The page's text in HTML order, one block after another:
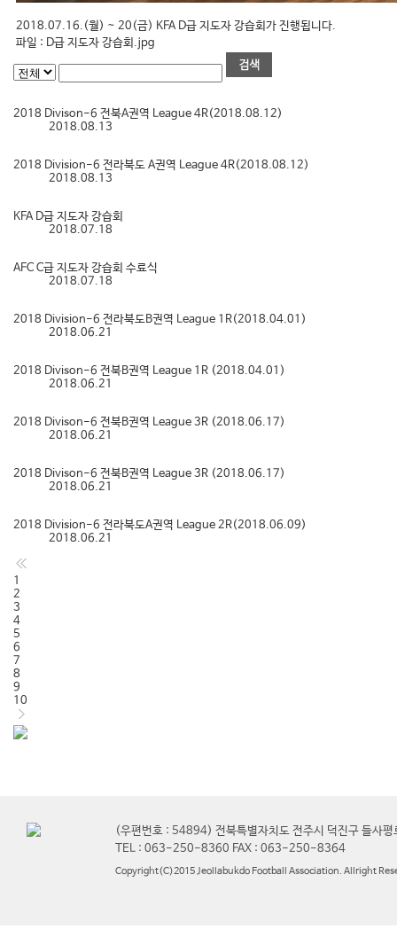
2018.07.16.(월) ~ 20(금) KFA D급 지도자 강습회가 진행됩니다.
파일 : D급 지도자 강습회.jpg
2018 Divison-6 전북A권역 League 4R(2018.08.12)
2018.08.13
2018 Division-6 전라북도 A권역 League 4R(2018.08.12)
2018.08.13
KFA D급 지도자 강습회
2018.07.18
AFC C급 지도자 강습회 수료식
2018.07.18
2018 Division-6 전라북도B권역 League 1R(2018.04.01)
2018.06.21
2018 Divison-6 전북B권역 League 1R (2018.04.01)
2018.06.21
2018 Divison-6 전북B권역 League 3R (2018.06.17)
2018.06.21
2018 Divison-6 전북B권역 League 3R (2018.06.17)
2018.06.21
2018 Division-6 전라북도A권역 League 2R(2018.06.09)
2018.06.21
1
2
3
4
5
6
7
8
9
10
(우편번호 : 54894) 전북특별자치도 전주시 덕진구 들사
TEL : 063-250-8360 FAX : 063-250-8364
Copyright(C)2015 Jeollabukdo Football Association. Allright